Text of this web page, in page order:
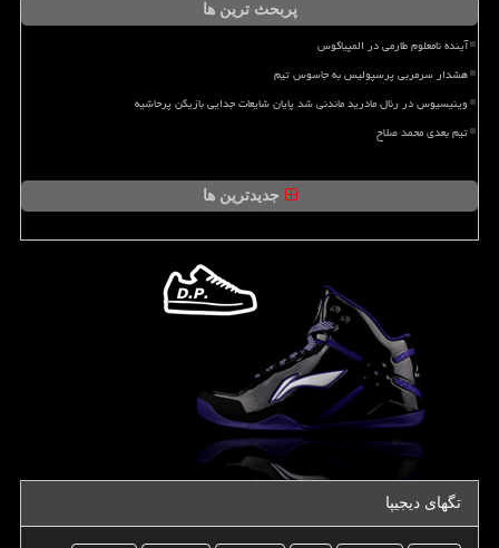
پربحث ترین ها
آینده نامعلوم طارمی در المپیاکوس
هشدار سرمربی پرسپولیس به جاسوس تیم
وینیسیوس در رئال مادرید ماندنی شد پایان شایعات جدایی بازیکن پرحاشیه
تیم بعدی محمد صلاح
جدیدترین ها
تگهای دیجیپا